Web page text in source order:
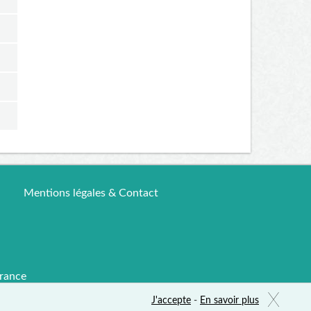
J'accepte - En savoir plus X
Mentions légales & Contact